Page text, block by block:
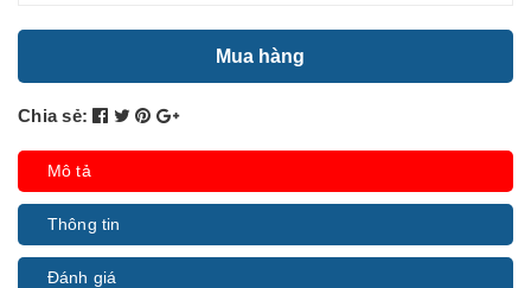
Mua hàng
Chia sẻ:
Mô tả
Thông tin
Đánh giá